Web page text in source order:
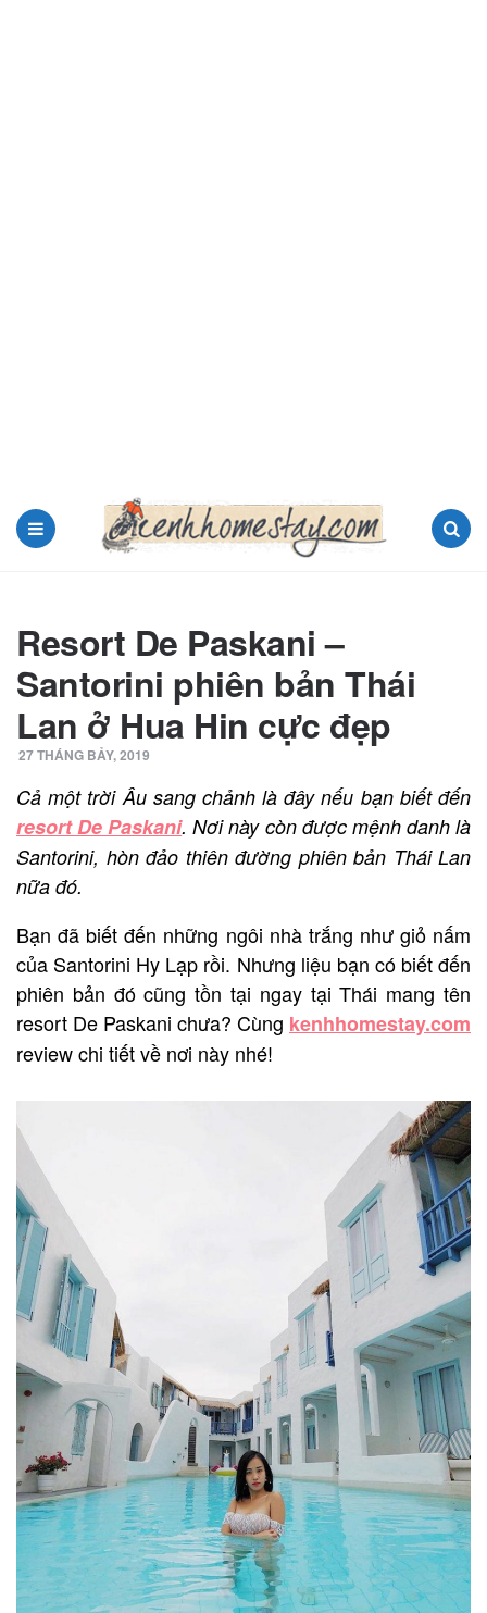
Resort De Paskani –
Santorini phiên bản Thái
Lan ở Hua Hin cực đẹp
27 THÁNG BẢY, 2019
Cả một trời Âu sang chảnh là đây nếu bạn biết đến
resort De Paskani. Nơi này còn được mệnh danh là
Santorini, hòn đảo thiên đường phiên bản Thái Lan
nữa đó.
Bạn đã biết đến những ngôi nhà trắng như giỏ nấm
của Santorini Hy Lạp rồi. Nhưng liệu bạn có biết đến
phiên bản đó cũng tồn tại ngay tại Thái mang tên
resort De Paskani chưa? Cùng kenhhomestay.com
review chi tiết về nơi này nhé!